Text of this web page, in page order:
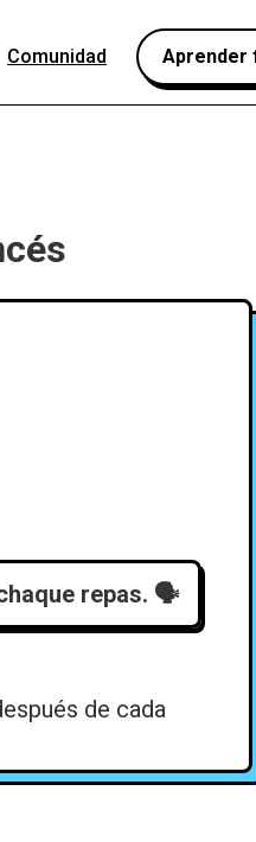
Comunidad
repas. 🗣️
de cada